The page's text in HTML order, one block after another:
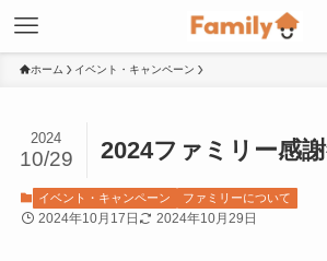
ホーム イベント・キャンペーン
2024ファミリー感
2024
10/29
イベント・キャンペーン ファミリーについて
2024年10月17日 2024年10月29日